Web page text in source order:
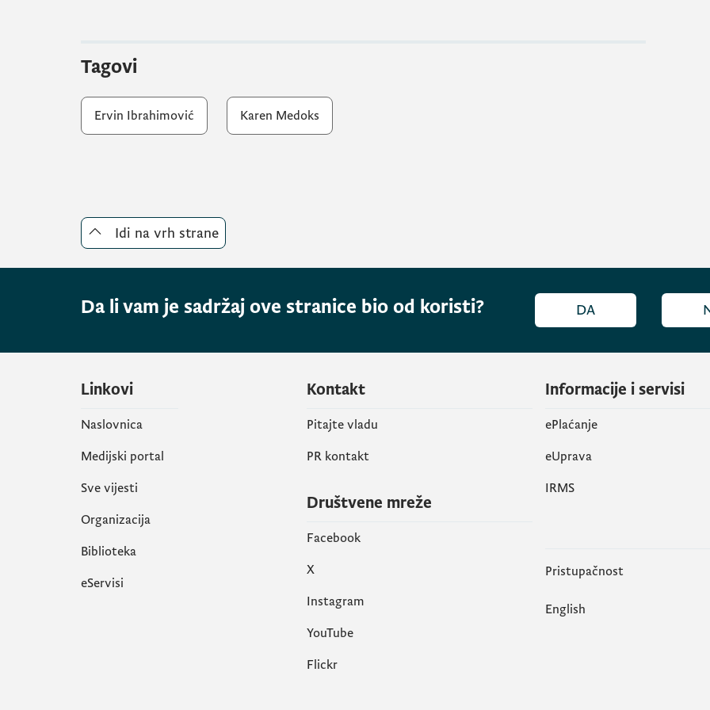
Tagovi
Ervin Ibrahimović Karen Medoks
Idi na vrh strane
Da li vam je sadržaj ove stranice bio od koristi? DA
Linkovi
Naslovnica
Medijski portal
Sve vijesti
Organizacija
Biblioteka
eServisi
Kontakt
Pitajte vladu
PR kontakt
Društvene mreže
Facebook
X
Instagram
YouTube
Flickr
Informacije i servisi
ePlaćanje
eUprava
IRMS
Pristupačnost
English